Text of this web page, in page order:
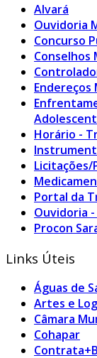
Alvará
Ouvidoria
Concurso
Conselhos
Endereços
Horário -
Licitações/
Portal da
Ouvidoria -
Procon
Links Úteis
Águas de
Artes e
Câmara
Cohapar